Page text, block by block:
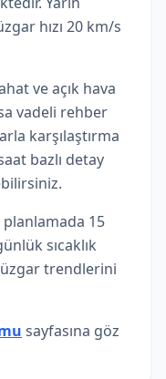
hızı 20 km/s
ve açık hava
vadeli rehber
karşılaştırma
bazlı detay
15
sıcaklık
rüzgar trendlerini
sayfasına göz